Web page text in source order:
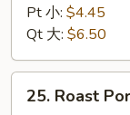
Fried
Rice
净
炒
Pt 小: $4.45
Qt 大: $6.50
Roast
25. Roast